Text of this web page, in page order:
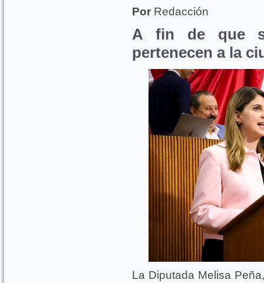
Por Redacción
A fin de que
pertenecen a la
La Diputada Melisa